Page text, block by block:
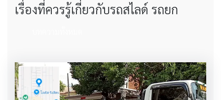
เรื่องที่ควรรู้เกี่ยวกับรถสไลด์ รถยก